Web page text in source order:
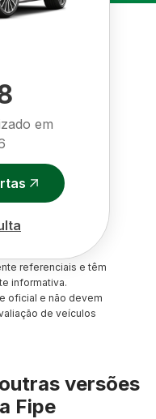
em
referenciais e têm
informativa.
oficial e não devem
de veículos
versões
Fipe